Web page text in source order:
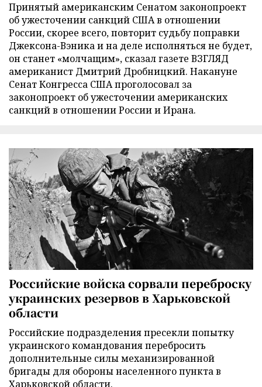
Принятый американским Сенатом законопроект
об ужесточении санкций США в отношении
России, скорее всего, повторит судьбу поправки
Джексона-Вэника и на деле исполняться не будет,
он станет «молчащим», сказал газете ВЗГЛЯД
американист Дмитрий Дробницкий. Накануне
Сенат Конгресса США проголосовал за
законопроект об ужесточении американских
санкций в отношении России и Ирана.
Российские войска сорвали переброску
украинских резервов в Харьковской
области
Российские подразделения пресекли попытку
украинского командования перебросить
дополнительные силы механизированной
бригады для обороны населенного пункта в
Харьковской области.